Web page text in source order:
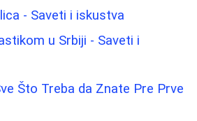
- Saveti i iskustva
u Srbiji - Saveti i
Što Treba da Znate Pre Prve